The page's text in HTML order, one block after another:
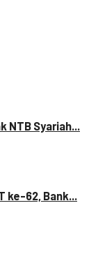
NTB Syariah...
ke-62, Bank...